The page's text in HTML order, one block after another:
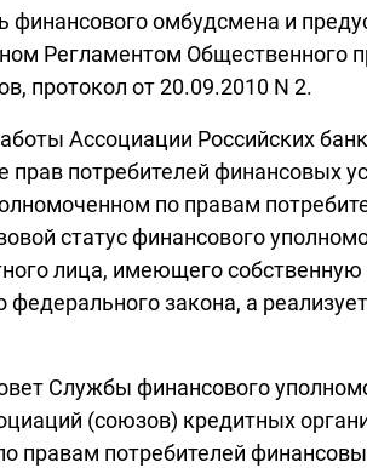
финансового омбудсмена и
Регламентом Общественного
протокол от 20.09.2010 N 2.
Ассоциации Российских
потребителей финансовых
по правам
статус финансового
лица, имеющего
закона, а
Службы финансового
(союзов) кредитных
правам потребителей